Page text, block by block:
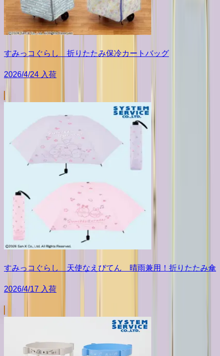
すみっコぐらし 折りたたみ保冷カートバッグ
2026/4/24 入荷
すみっコぐらし 天使なえびてん 晴雨兼用！折りたたみ傘
2026/4/17 入荷